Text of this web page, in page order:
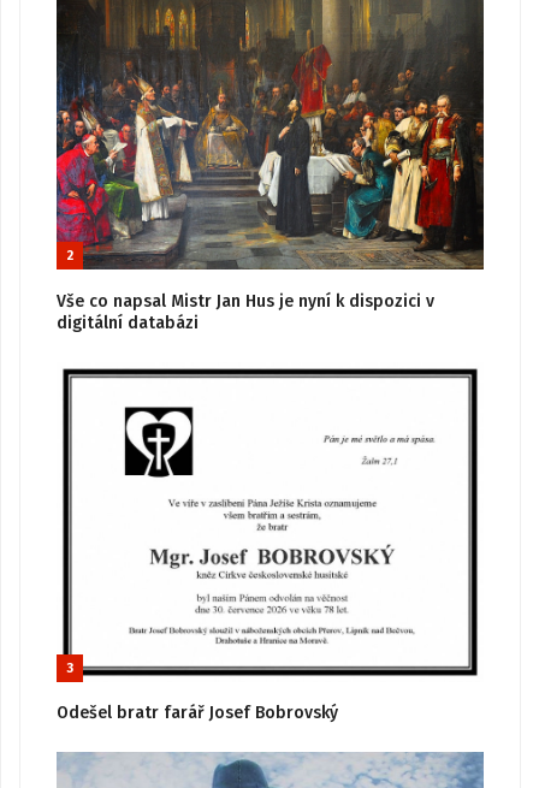
2
Vše co napsal Mistr Jan Hus je nyní k dispozici v
digitální databázi
3
Odešel bratr farář Josef Bobrovský